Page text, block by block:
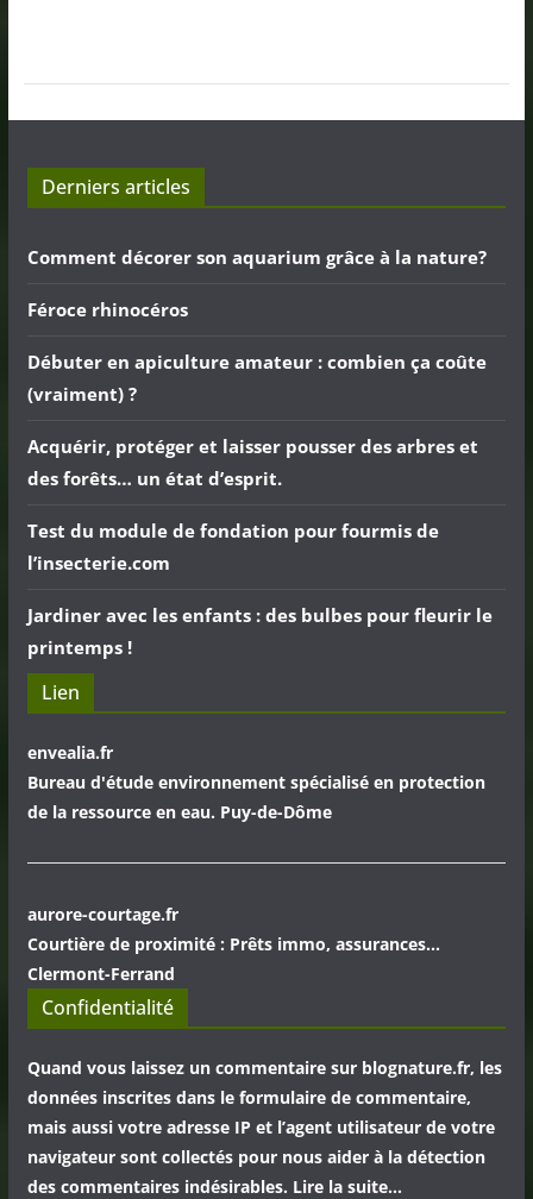
Derniers articles
Comment décorer son aquarium grâce à la nature?
Féroce rhinocéros
Débuter en apiculture amateur : combien ça coûte
(vraiment) ?
Acquérir, protéger et laisser pousser des arbres et
des forêts… un état d’esprit.
Test du module de fondation pour fourmis de
l’insecterie.com
Jardiner avec les enfants : des bulbes pour fleurir le
printemps !
Lien
envealia.fr
Bureau d'étude environnement spécialisé en protection
de la ressource en eau. Puy-de-Dôme
aurore-courtage.fr
Courtière de proximité : Prêts immo, assurances...
Clermont-Ferrand
Confidentialité
Quand vous laissez un commentaire sur blognature.fr, les
données inscrites dans le formulaire de commentaire,
mais aussi votre adresse IP et l’agent utilisateur de votre
navigateur sont collectés pour nous aider à la détection
des commentaires indésirables. Lire la suite…